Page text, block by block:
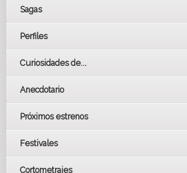
Sagas
Perfiles
Curiosidades de...
Anecdotario
Próximos estrenos
Festivales
Cortometrajes